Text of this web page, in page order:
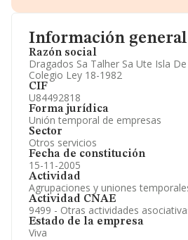
Información general
Razón social
Dragados Sa Talher Sa Ute Isla De
Colegio Ley 18-1982
CIF
U84492818
Forma jurídica
Unión temporal de empresas
Sector
Otros servicios
Fecha de constitución
15-11-2005
Actividad
Agrupaciones y uniones
Actividad CNAE
9499 - Otras actividades
Estado de la empresa
Viva
Accionistas.
Artículos de prensa publicados
Información oficial y registral